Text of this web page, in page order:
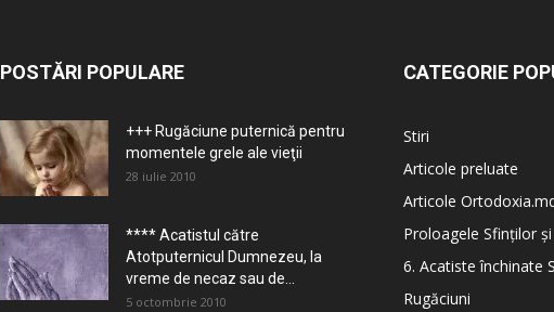
POSTĂRI POPULARE
+++ Rugăciune puternică pentru
momentele grele ale vieţii
28 iulie 2010
**** Acatistul către
Atotputernicul Dumnezeu, la
vreme de necaz sau de...
5 octombrie 2010
CATEGORIE
Stiri
Articole preluate
Articole
Proloagele Sfinților
6. Acatiste închinate
Rugăciuni